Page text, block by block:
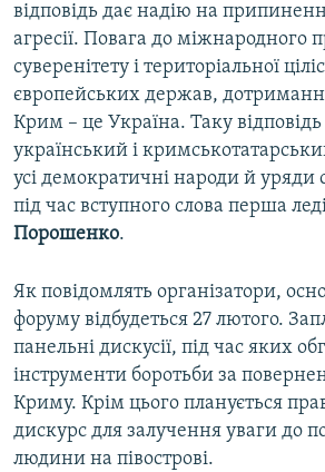
відповідь дає надію на
агресії. Повага до міжнародного
суверенітету і територіальної
європейських держав,
Крим – це Україна. Таку
український і
усі демократичні народи й уряди
під час вступного слова перша
Порошенко.
Як повідомлять організатори,
форуму відбудеться 27 лютого.
панельні дискусії, під час яких
інструменти боротьби за
Криму. Крім цього планується
дискурс для залучення уваги до
людини на півострові.